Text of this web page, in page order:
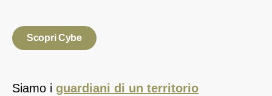
Scopri Cybe
Siamo i guardiani di un territorio